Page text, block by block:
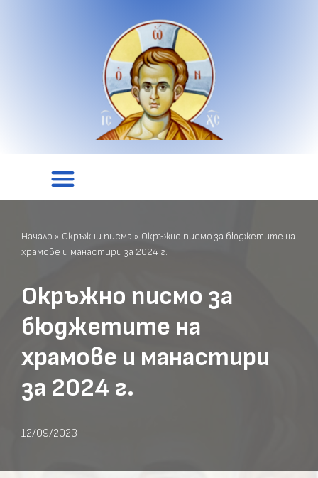
Начало » Окръжни писма » Окръжно писмо за бюджетите на
храмове и манастири за 2024 г.
Окръжно писмо за
бюджетите на
храмове и манастири
за 2024 г.
12/09/2023